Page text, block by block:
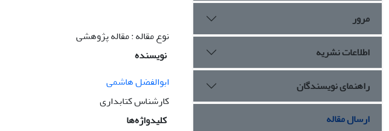
نوع مقاله : مقاله پژوهشی
نویسنده
ابوالفضل هاشمی
کارشناس کتابداری
کلیدواژه‌ها
مرور
اطلاعات نشریه
راهنمای نویسندگان
ارسال مقاله